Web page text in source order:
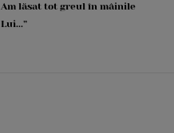
Am lăsat tot greul în mâinile
Lui...”